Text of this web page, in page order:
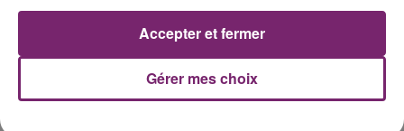
Gérer mes choix
Accepter et fermer